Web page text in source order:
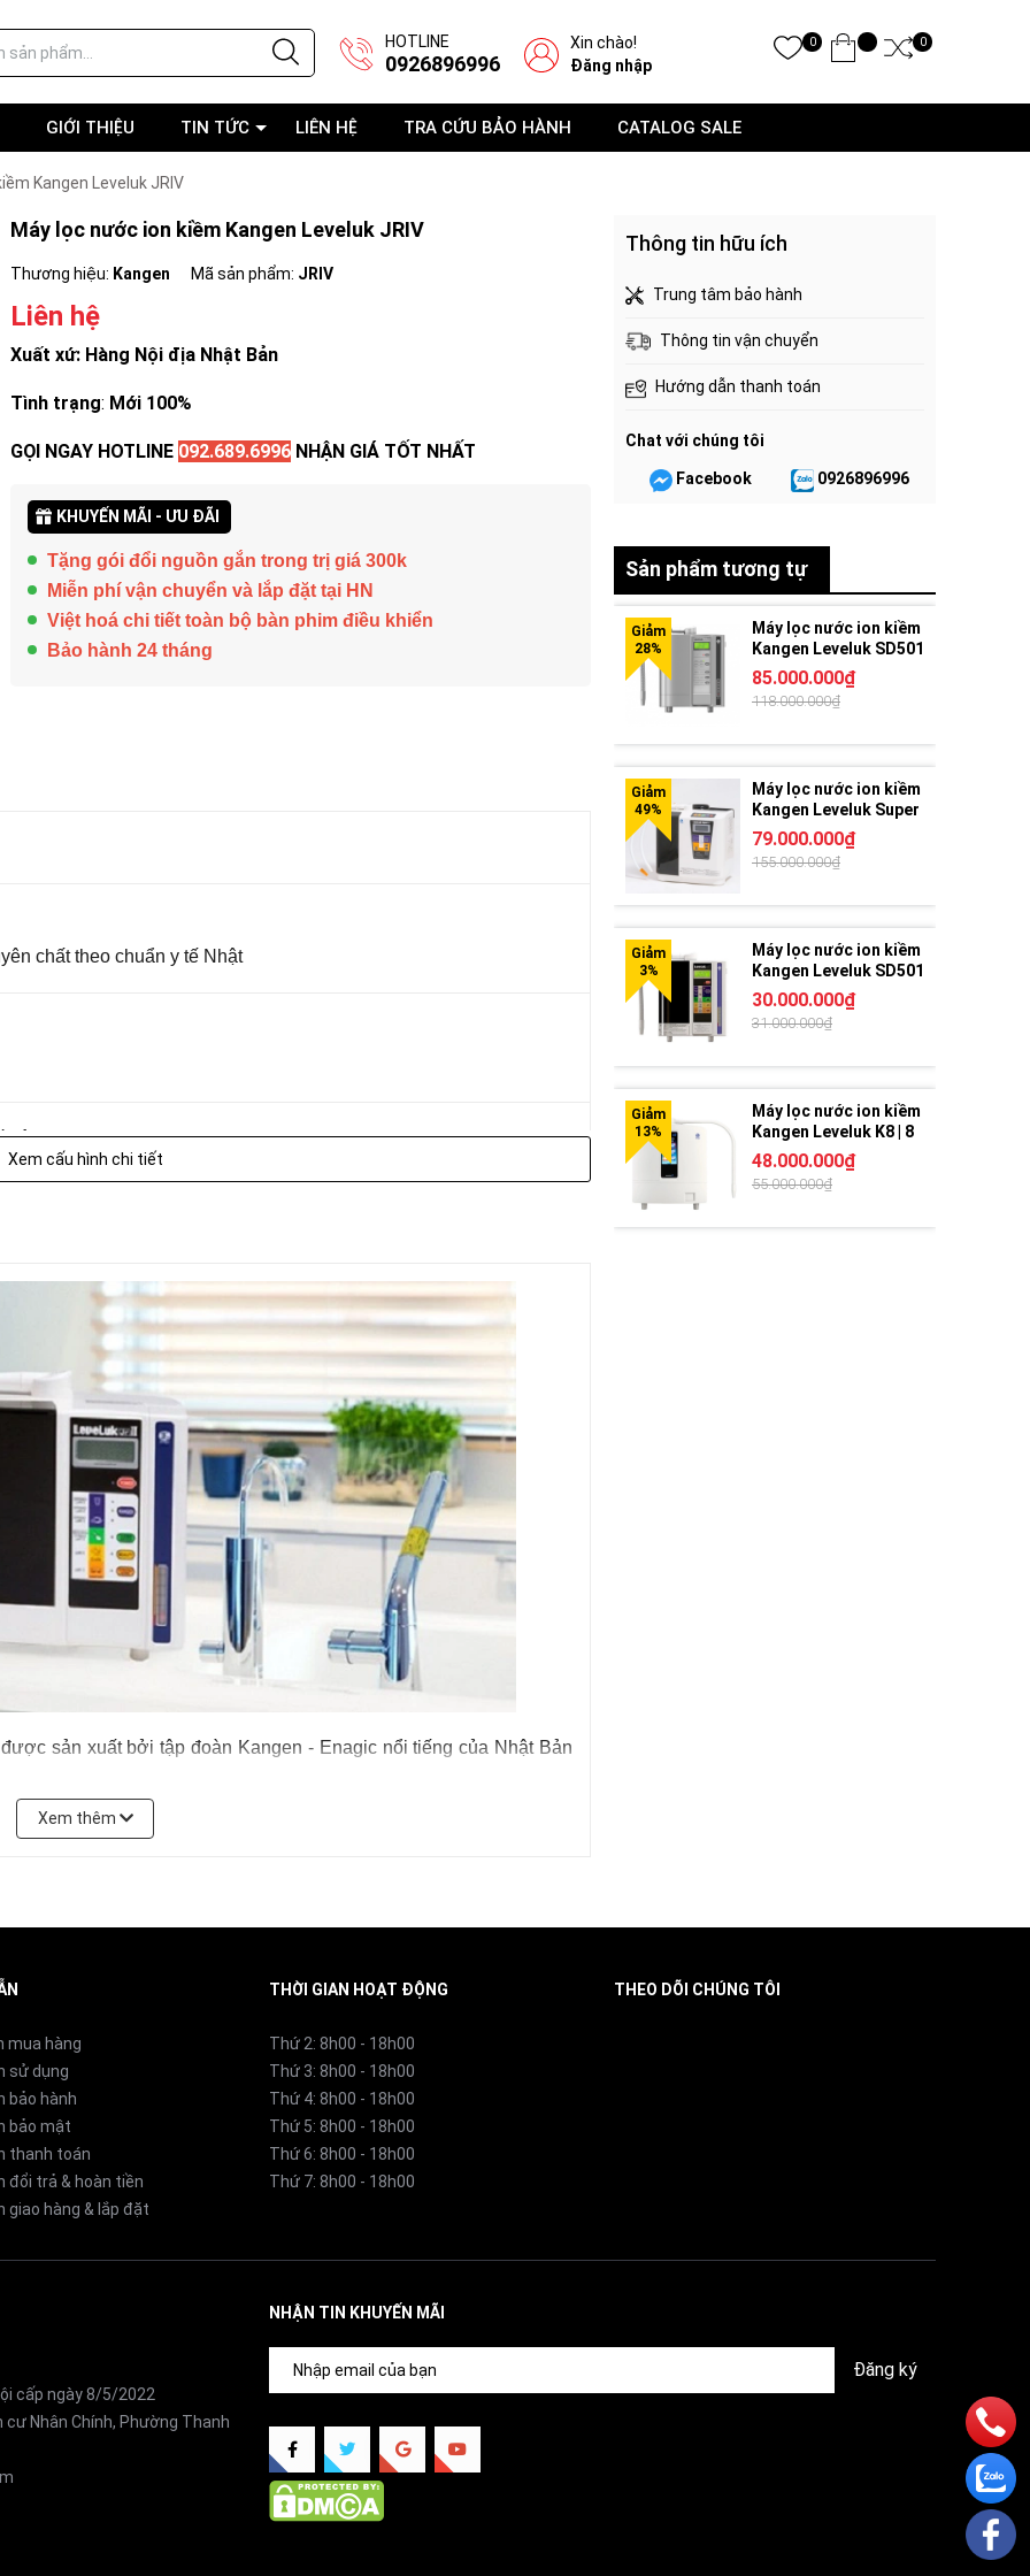
HOTLINE
0926896996
Xin chào!
Đăng nhập
0 0
GIỚI THIỆU TIN TỨC LIÊN HỆ TRA CỨU BẢO HÀNH CATALOG SALE
Kangen Leveluk JRIV
Máy lọc nước ion kiềm Kangen Leveluk JRIV
Thương hiệu: Kangen Mã sản phẩm: JRIV
Liên hệ
Xuất xứ: Hàng Nội địa Nhật Bản
Tình trạng: Mới 100%
GỌI NGAY HOTLINE 092.689.6996 NHẬN GIÁ TỐT NHẤT
KHUYẾN MÃI - ƯU ĐÃI
Tặng gói đổi nguồn gắn trong trị giá 300k
Miễn phí vận chuyển và lắp đặt tại HN
Việt hoá chi tiết toàn bộ bàn phim điều khiển
Bảo hành 24 tháng
chất theo chuẩn y tế Nhật
độ Deep Cleaning)
Đây là nước uống tốt cho sức khỏe, nên uống đều đặn hàng ngày.
ngon.
uống thuốc tây, pha sữa và nấu ăn cho em bé. Nước dùng để uống
chất, thuốc trừ sâu trên bề mặt rau, củ, quả
trùng, dùng vệ sinh tay trước khi ăn, vệ sinh chén, bát, dao thớt, súc
Nếu nguồn nước máy cục bộ có vấn đề như clo dư, nhiễm khuẩn,
trang bị thiết bị tiền xử lý nước phù hợp. Trong trường hợp nước
xử lý đặc biệt và hệ thống bơm phù hợp.
nước đầu vào). Máy sẽ tự động thông báo khi cần thay lõi lọc.
Xem cấu hình chi tiết
được sản xuất bởi tập đoàn Kangen - Enagic nổi tiếng của Nhật Bản
chỉ quốc tế danh giá khác như:
lý Chất lượng.
sản phẩm cao cấp, được người tiêu dùng ưa chuộng như Kangen
mới của gia đình Kangen cũng bắt đầu gia nhập thị trường.
Xem thêm
Thông tin hữu ích
Trung tâm bảo hành
Thông tin vận chuyển
Hướng dẫn thanh toán
Chat với chúng tôi
Facebook 0926896996
Sản phẩm tương tự
Máy lọc nước ion kiềm
Kangen Leveluk SD501
Platinum
85.000.000₫
118.000.000₫
Máy lọc nước ion kiềm
Kangen Leveluk Super
501
79.000.000₫
155.000.000₫
Máy lọc nước ion kiềm
Kangen Leveluk SD501
30.000.000₫
31.000.000₫
Máy lọc nước ion kiềm
Kangen Leveluk K8 | 8
tấm điện cực
48.000.000₫
55.000.000₫
mua hàng
sử dụng
bảo hành
bảo mật
thanh toán
đổi trả & hoàn tiền
giao hàng & lắp đặt
THỜI GIAN HOẠT ĐỘNG
Thứ 2: 8h00 - 18h00
Thứ 3: 8h00 - 18h00
Thứ 4: 8h00 - 18h00
Thứ 5: 8h00 - 18h00
Thứ 6: 8h00 - 18h00
Thứ 7: 8h00 - 18h00
THEO DÕI CHÚNG TÔI
cấp ngày 8/5/2022
Nhân Chính, Phường Thanh
NHẬN TIN KHUYẾN MÃI
Đăng ký